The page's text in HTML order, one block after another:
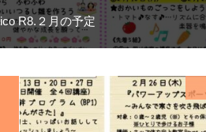
R8.２月の予定